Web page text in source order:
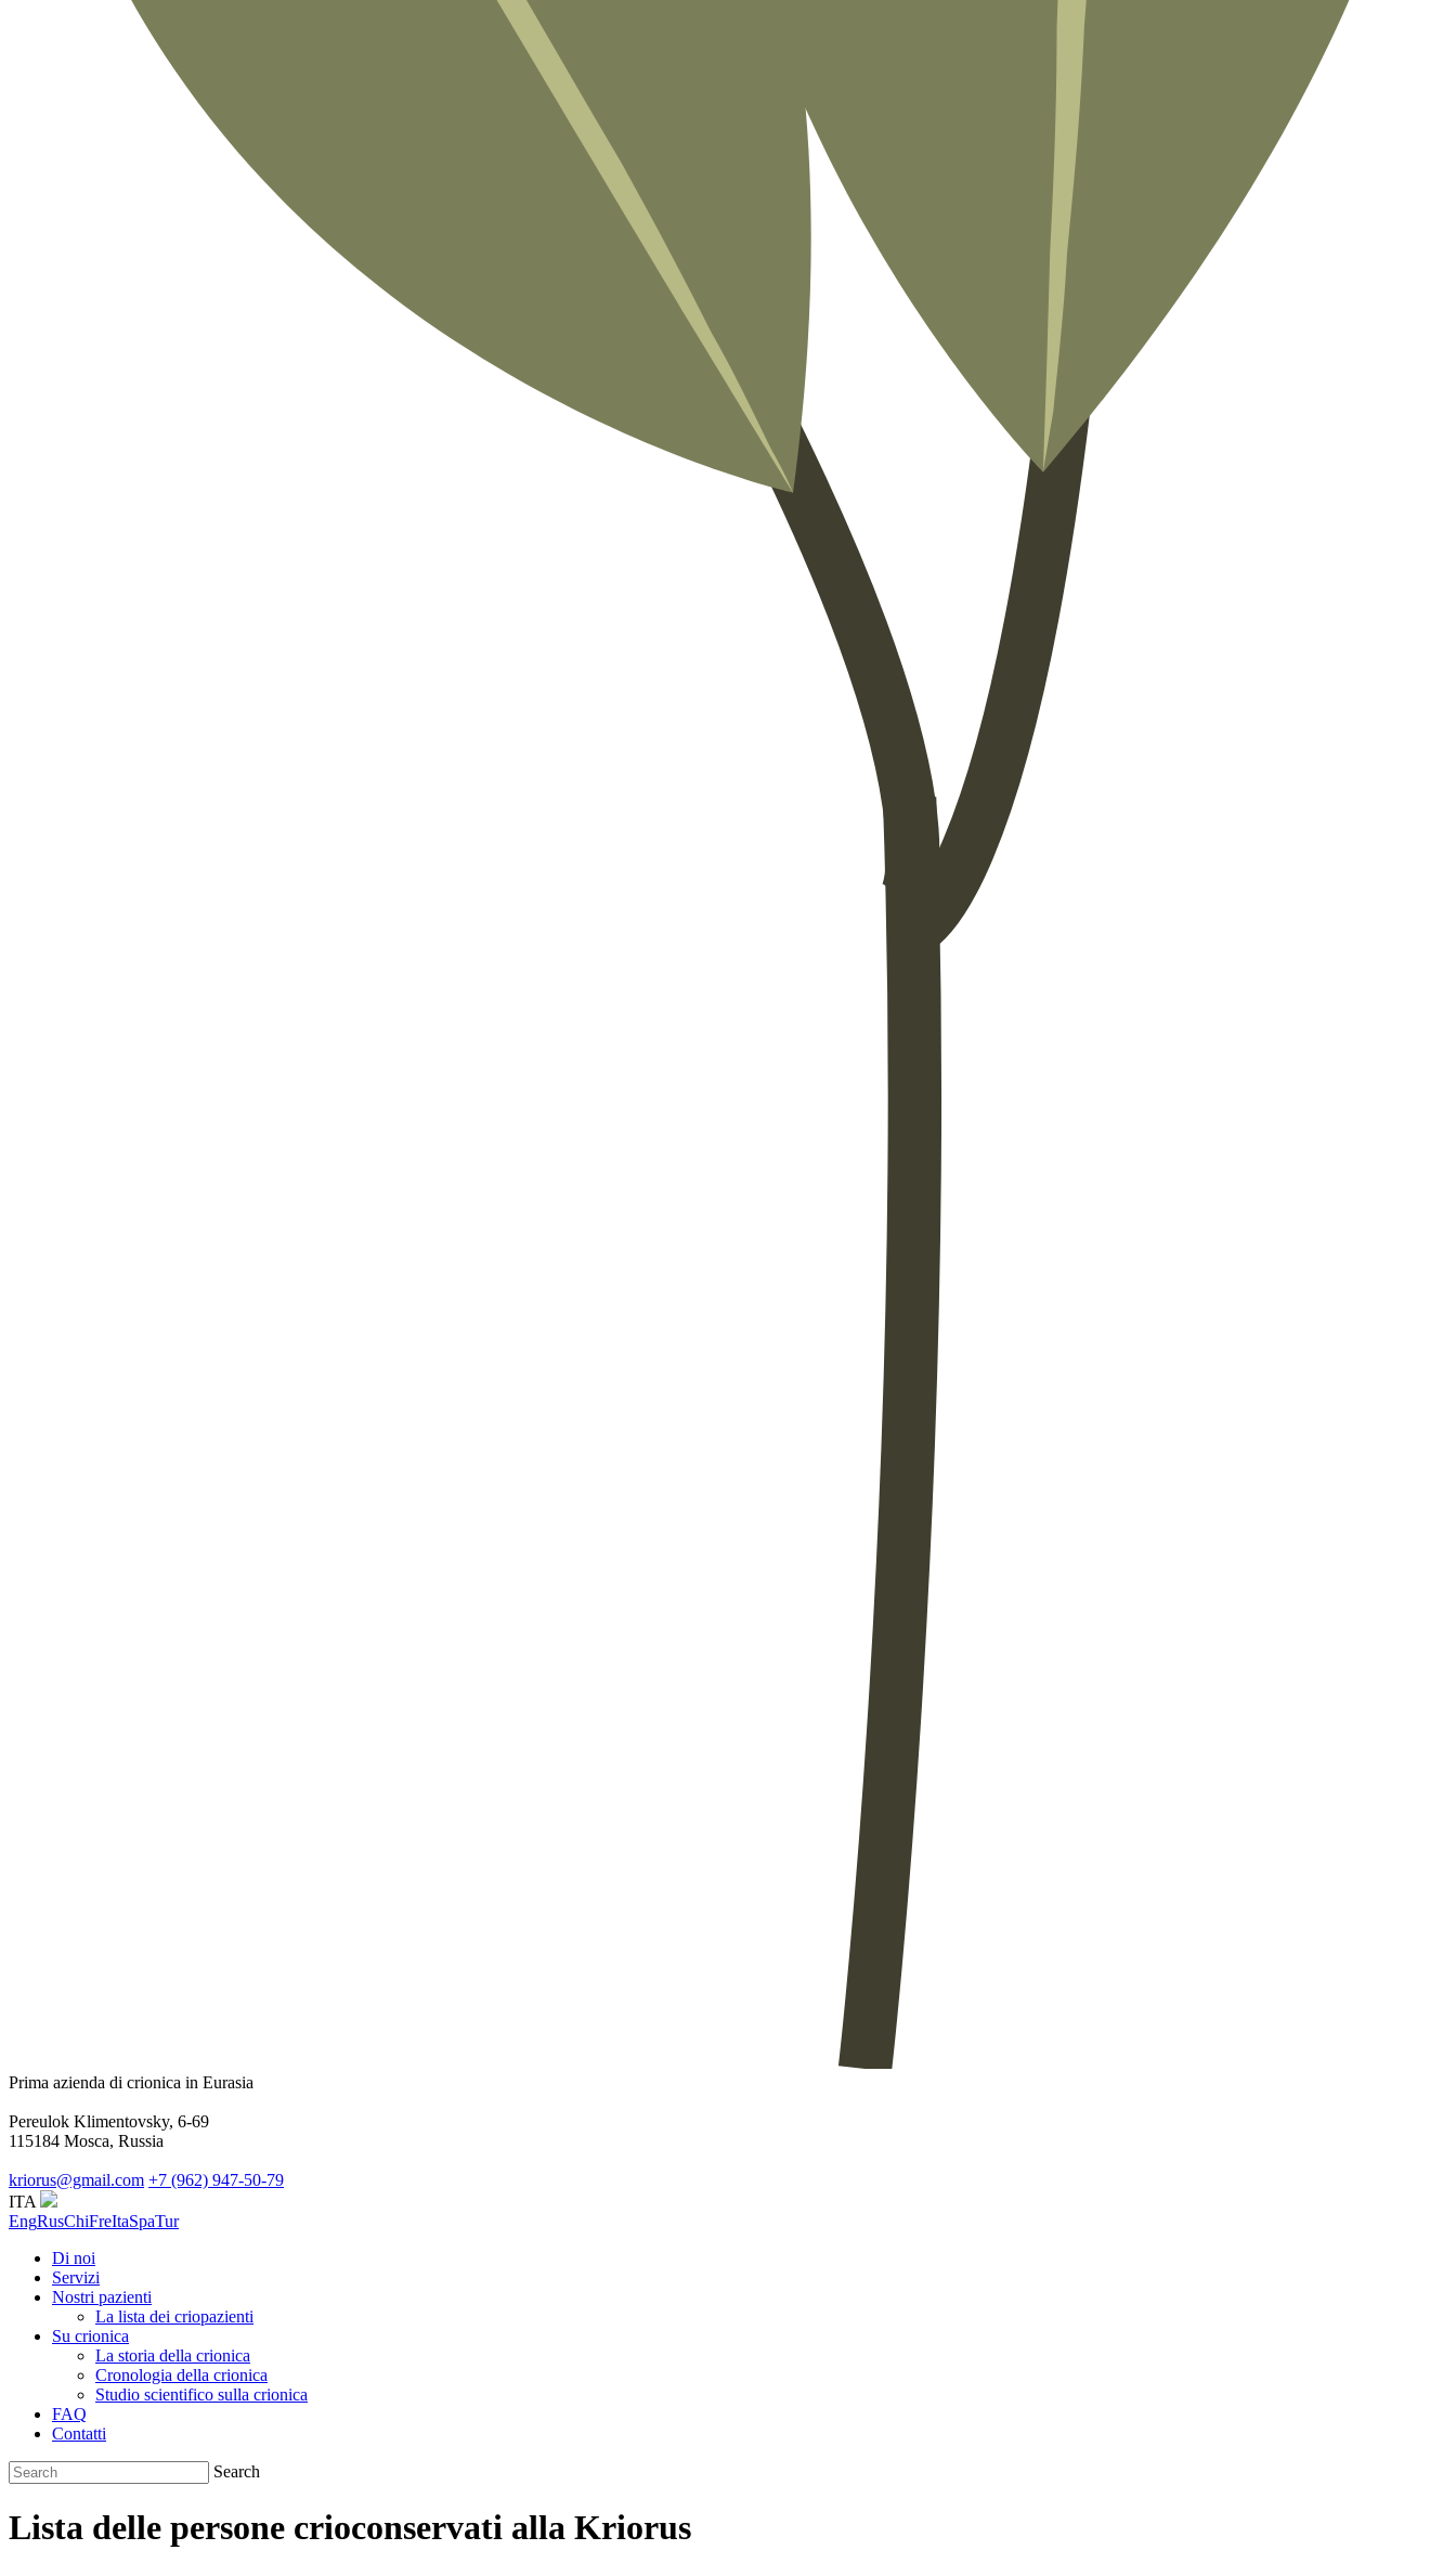
Prima azienda di crionica in Eurasia
Pereulok Klimentovsky, 6-69
115184 Mosca, Russia
kriorus@gmail.com +7 (962) 947-50-79
ITA
EngRusChiFreItaSpaTur
Di noi
Servizi
Nostri pazienti
La lista dei criopazienti
Su crionica
La storia della crionica
Сronologia della crionica
Studio scientifico sulla crionica
FAQ
Contatti
Search
Lista delle persone crioconservati alla Kriorus